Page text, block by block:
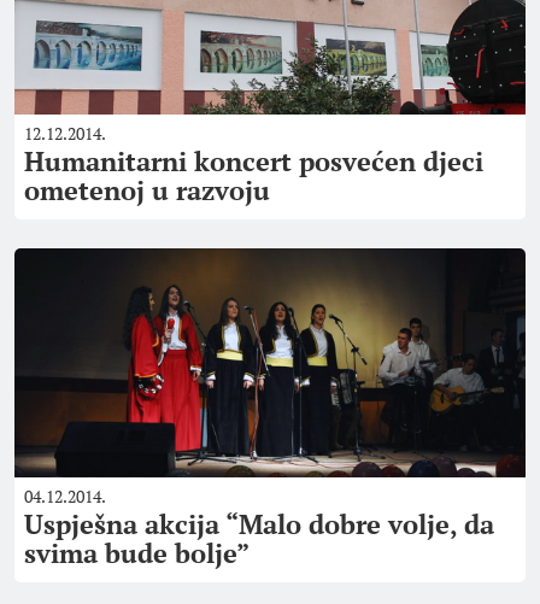
12.12.2014.
Humanitarni koncert posvećen djeci
ometenoj u razvoju
04.12.2014.
Uspješna akcija “Malo dobre volje, da
svima bude bolje”